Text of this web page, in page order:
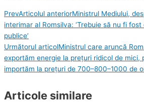
PrevArticolul anteriorMinistrul Mediului,
interimar al Romsilva: ‘Trebuie să nu fi
publice’
Următorul articolMinistrul care aruncă
exportăm energie la preţuri ridicol de mici,
importăm la preţuri de 700–800–1000 de
Articole similare